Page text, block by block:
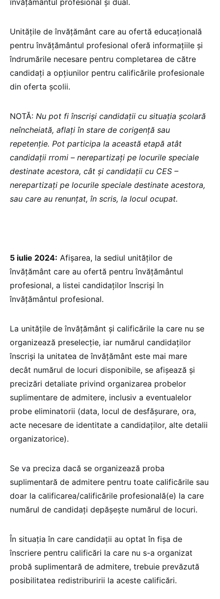
învățământul profesional și dual.
Unitățile de învățământ care au ofertă educațională
pentru învățământul profesional oferă informațiile și
îndrumările necesare pentru completarea de către
candidați a opțiunilor pentru calificările profesionale
din oferta școlii.
NOTĂ: Nu pot fi înscriși candidații cu situația școlară
neîncheiată, aflați în stare de corigență sau
repetenție. Pot participa la această etapă atât
candidații rromi – nerepartizați pe locurile speciale
destinate acestora, cât și candidații cu CES –
nerepartizați pe locurile speciale destinate acestora,
sau care au renunțat, în scris, la locul ocupat.
5 iulie 2024: Afișarea, la sediul unităților de
învățământ care au ofertă pentru învățământul
profesional, a listei candidaților înscriși în
învățământul profesional.
La unitățile de învățământ și calificările la care nu se
organizează preselecție, iar numărul candidaților
înscriși la unitatea de învățământ este mai mare
decât numărul de locuri disponibile, se afișează și
precizări detaliate privind organizarea probelor
suplimentare de admitere, inclusiv a eventualelor
probe eliminatorii (data, locul de desfășurare, ora,
acte necesare de identitate a candidaților, alte detalii
organizatorice).
Se va preciza dacă se organizează proba
suplimentară de admitere pentru toate calificările sau
doar la calificarea/calificările profesională(e) la care
numărul de candidați depășește numărul de locuri.
În situația în care candidații au optat în fișa de
înscriere pentru calificări la care nu s-a organizat
probă suplimentară de admitere, trebuie prevăzută
posibilitatea redistriburirii la aceste calificări.